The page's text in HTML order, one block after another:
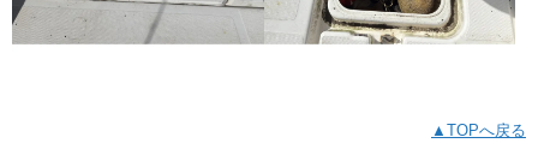
▲TOPへ戻る